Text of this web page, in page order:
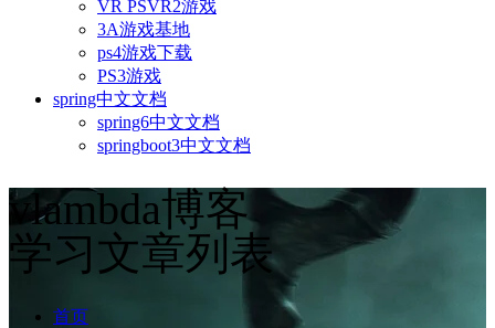
VR PSVR2游戏
3A游戏基地
ps4游戏下载
PS3游戏
spring中文文档
spring6中文文档
springboot3中文文档
vlambda博客
学习文章列表
首页